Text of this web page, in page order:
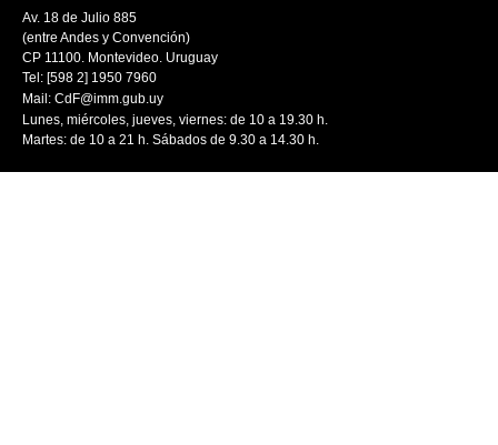
Av. 18 de Julio 885
(entre Andes y Convención)
CP 11100. Montevideo. Uruguay
Tel: [598 2] 1950 7960
Mail: CdF@imm.gub.uy
Lunes, miércoles, jueves, viernes: de 10 a 19.30 h.
Martes: de 10 a 21 h. Sábados de 9.30 a 14.30 h.